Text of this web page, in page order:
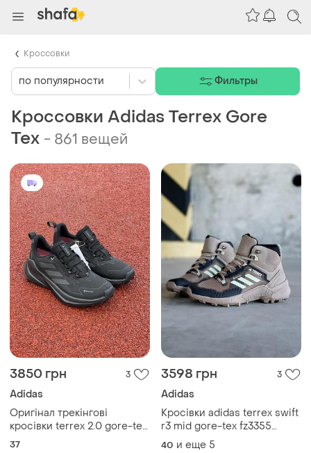
Кроссовки Adidas Terrex Gore
Tex - 861 вещей
3850 грн 3
Adidas
Оригінал трекінгові
кросівки terrex 2.0 gore-tex
ih0617 кроссовки
37
3598 грн 3
Adidas
Кросівки adidas terrex swift
r3 mid gore-tex fz3355
кроссовки
40 и еще 5
по популярности Фильтры
Кроссовки